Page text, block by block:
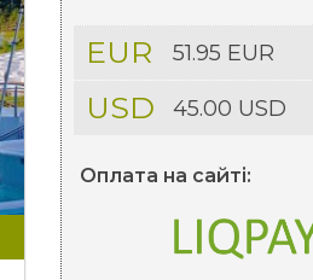
EUR 51.95 EUR
USD 45.00 USD
Оплата на сайті: